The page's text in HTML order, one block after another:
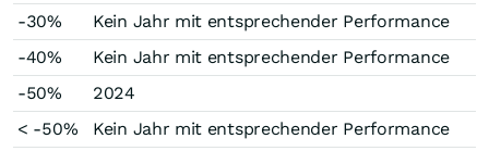
-30%
Kein Jahr mit entsprechender Performance
-40%
Kein Jahr mit entsprechender Performance
-50%
2024
< -50%
Kein Jahr mit entsprechender Performance